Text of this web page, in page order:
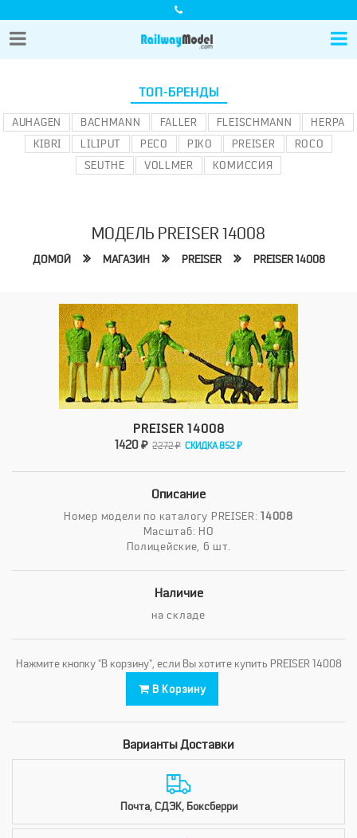
ТОП-БРЕНДЫ
AUHAGEN BACHMANN FALLER FLEISCHMANN
HERPA
KIBRI
LILIPUT PECO PIKO PREISER
ROCO
SEUTHE
VOLLMER КОМИССИЯ
МОДЕЛЬ PREISER 14008
ДОМОЙ МАГАЗИН PREISER PREISER 14008
PREISER 14008
1420 ₽ 2272 ₽ СКИДКА 852 ₽
Описание
Номер модели по каталогу PREISER:14008
Масштаб: HO
Полицейские, 6 шт.
Наличие
на складе
Нажмите кнопку "В корзину", если Вы хотите купить PREISER 14008
В Корзину
Варианты Доставки
Почта, СДЭК, Боксберри